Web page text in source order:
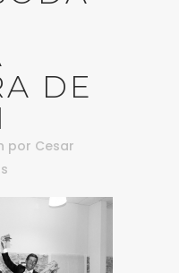
DE
por Cesar